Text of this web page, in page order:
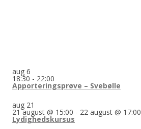
aug 6
18:30 - 22:00
Apporteringsprøve – Svebølle
aug 21
21 august @ 15:00 - 22 august @ 17:00
Lydighedskursus